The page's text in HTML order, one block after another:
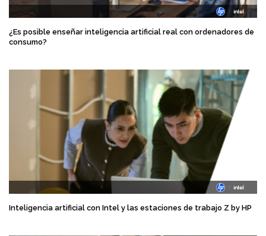
¿Es posible enseñar inteligencia artificial real con ordenadores de
consumo?
Inteligencia artificial con Intel y las estaciones de trabajo Z by HP